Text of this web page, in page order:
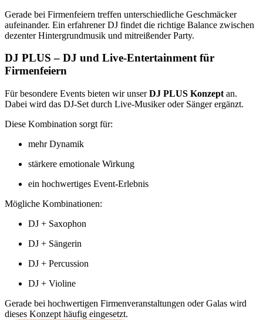
Gerade bei Firmenfeiern treffen unterschiedliche Geschmäcker
aufeinander. Ein erfahrener DJ findet die richtige Balance zwischen
dezenter Hintergrundmusik und mitreißender Party.
DJ PLUS – DJ und Live-Entertainment für
Firmenfeiern
Für besondere Events bieten wir unserDJ PLUS Konzept an.
Dabei wird das DJ-Set durch Live-Musiker oder Sänger ergänzt.
Diese Kombination sorgt für:
mehr Dynamik
stärkere emotionale Wirkung
ein hochwertiges Event-Erlebnis
Mögliche Kombinationen:
DJ + Saxophon
DJ + Sängerin
DJ + Percussion
DJ + Violine
Gerade bei hochwertigen Firmenveranstaltungen oder Galas wird
dieses Konzept häufig eingesetzt.